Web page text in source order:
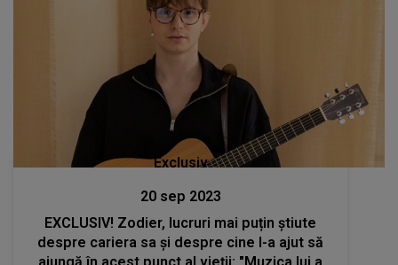
Exclusiv
20 sep 2023
EXCLUSIV! Zodier, lucruri mai puțin știute
despre cariera sa și despre cine l-a ajut să